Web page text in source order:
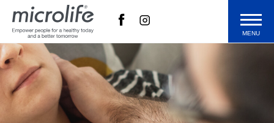
Termékek
Technológia
MENU